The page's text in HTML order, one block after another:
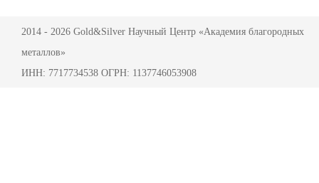
2014 - 2026 Gold&Silver Научный Центр «Академия благородных
металлов»
ИНН: 7717734538 ОГРН: 1137746053908